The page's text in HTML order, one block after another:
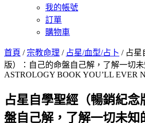
我的帳號
訂單
購物車
首頁 / 宗教命理 / 占星/血型/占卜 / 占星
版）：自己的命盤自己解，了解一切
ASTROLOGY BOOK YOU’LL EVER
占星自學聖經（暢銷紀念
盤自己解，了解一切未知